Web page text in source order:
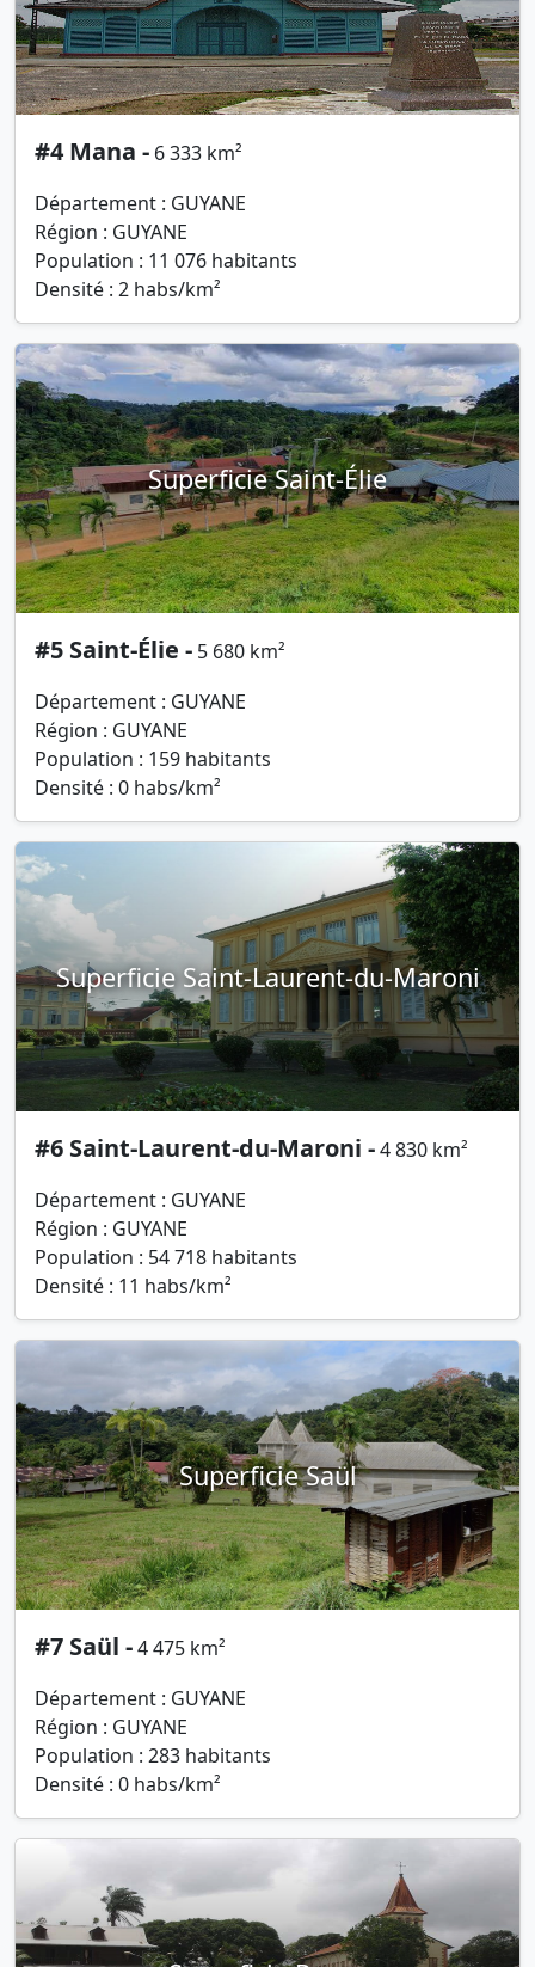
#4 Mana - 6 333 km²
Département : GUYANE
Région : GUYANE
Population : 11 076 habitants
Densité : 2 habs/km²
Superficie Saint-Élie
#5 Saint-Élie - 5 680 km²
Département : GUYANE
Région : GUYANE
Population : 159 habitants
Densité : 0 habs/km²
Superficie Saint-Laurent-du-Maroni
#6 Saint-Laurent-du-Maroni -4 830 km²
Département : GUYANE
Région : GUYANE
Population : 54 718 habitants
Densité : 11 habs/km²
Superficie Saül
#7 Saül -4 475 km²
Département : GUYANE
Région : GUYANE
Population : 283 habitants
Densité : 0 habs/km²